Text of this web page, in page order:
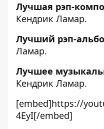
Лучшая рэп-
Кендрик Ламар.
Лучший рэп-
Ламар.
Лучшее
Кендрик Ламар.
[embed]https://
4EyI[/embed]